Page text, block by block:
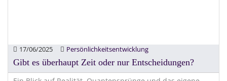
17/06/2025 Persönlichkeitsentwicklung
Gibt es überhaupt Zeit oder nur Entscheidungen?